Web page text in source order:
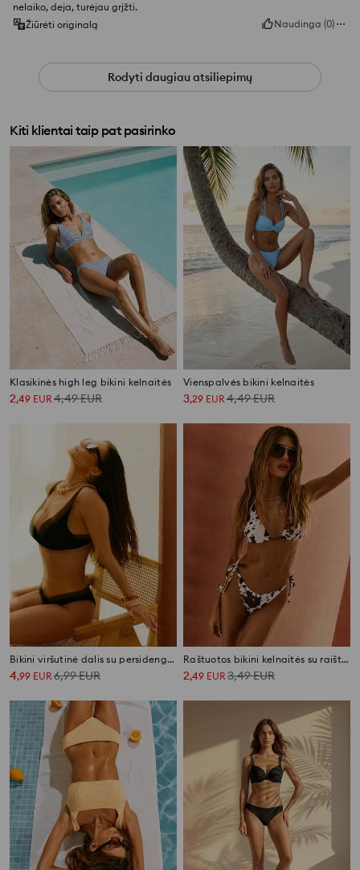
nelaiko, deja, turėjau grįžti.
Žiūrėti originalą
Naudinga (0)
Rodyti daugiau atsiliepimų
Kiti klientai taip pat pasirinko
Klasikinės high leg bikini kelnaitės
2,49 EUR4,49EUR
Vienspalvės bikini kelnaitės
3,29 EUR4,49EUR
Bikini viršutinė dalis su persidengiančia V formos iškirpte
4,99 EUR 6,99EUR
Raštuotos bikini kelnaitės su raišteliais šonuose
2,49 EUR 3,49EUR